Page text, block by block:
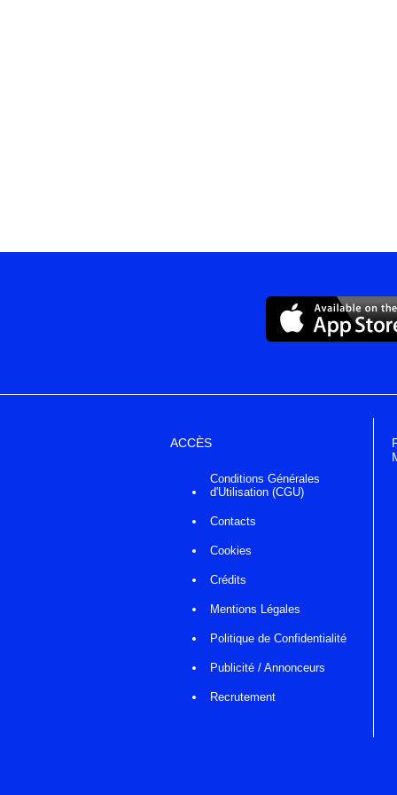
ACCÈS
Conditions Générales
d'Utilisation (CGU)
Contacts
Cookies
Crédits
Mentions Légales
Politique de Confidentialité
Publicité / Annonceurs
Recrutement